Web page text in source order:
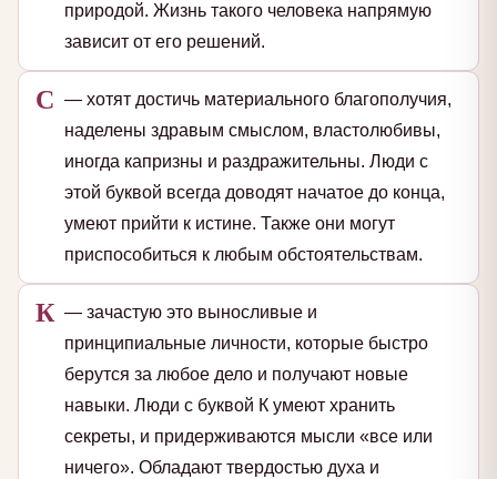
природой. Жизнь такого человека напрямую
зависит от его решений.
С — хотят достичь материального благополучия,
наделены здравым смыслом, властолюбивы,
иногда капризны и раздражительны. Люди с
этой буквой всегда доводят начатое до конца,
умеют прийти к истине. Также они могут
приспособиться к любым обстоятельствам.
К — зачастую это выносливые и
принципиальные личности, которые быстро
берутся за любое дело и получают новые
навыки. Люди с буквой К умеют хранить
секреты, и придерживаются мысли «все или
ничего». Обладают твердостью духа и